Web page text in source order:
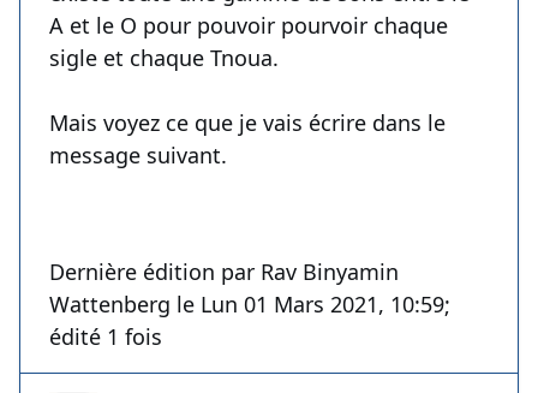
A et le O pour pouvoir pourvoir chaque
sigle et chaque Tnoua.
Mais voyez ce que je vais écrire dans le
message suivant.
Dernière édition par Rav Binyamin
Wattenberg le Lun 01 Mars 2021, 10:59;
édité 1 fois